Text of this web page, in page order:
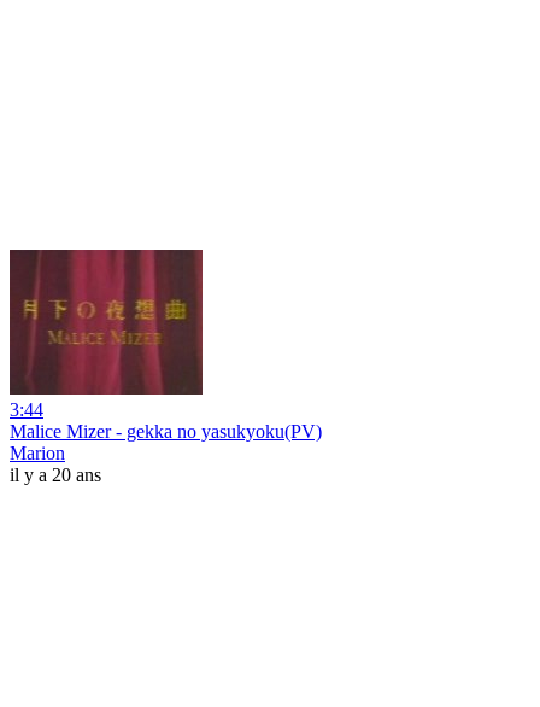
3:44
Malice Mizer - gekka no yasukyoku(PV)
Marion
il y a 20 ans